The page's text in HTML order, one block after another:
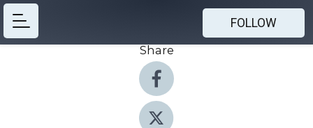
FOLLOW
Share